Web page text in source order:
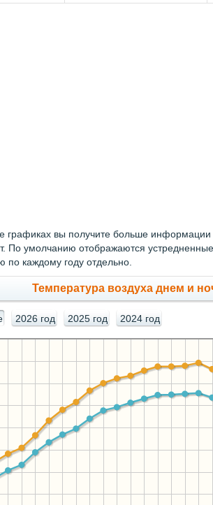
графиках вы получите больше
По умолчанию отображаются
каждому году отдельно.
Температура воздуха днем и
2026 год 2025 год 2024 год